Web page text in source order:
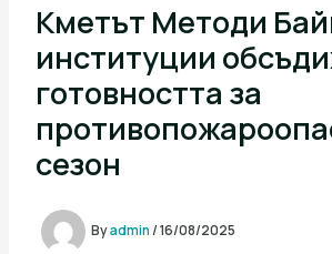
Кметът Методи
институции
готовността за
сезон
Byadmin/16/08/2025